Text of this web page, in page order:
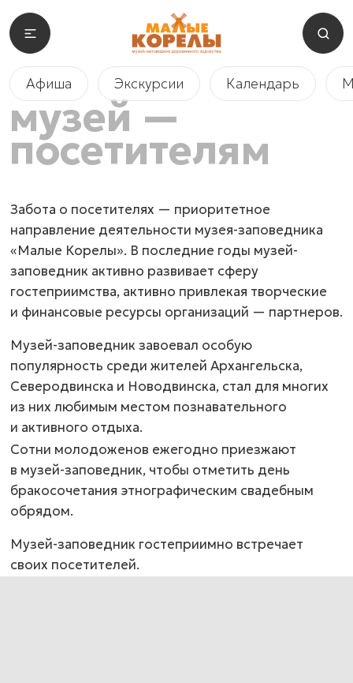
Афиша Экскурсии Календарь
музей —
посетителям
Забота о посетителях — приоритетное
направление деятельности музея-заповедника
«Малые Корелы». В последние годы музей-
заповедник активно развивает сферу
гостеприимства, активно привлекая творческие
и финансовые ресурсы организаций — партнеров.
Музей-заповедник завоевал особую
популярность среди жителей Архангельска,
Северодвинска и Новодвинска, стал для многих
из них любимым местом познавательного
и активного отдыха.
Сотни молодоженов ежегодно приезжают
в музей-заповедник, чтобы отметить день
бракосочетания этнографическим свадебным
обрядом.
Музей-заповедник гостеприимно встречает
своих посетителей.